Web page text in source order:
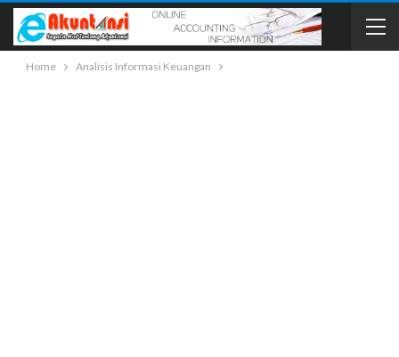
Home Analisis Informasi Keuangan